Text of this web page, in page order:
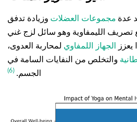
عدة مجموعات العضلات وزيادة تدفق
تصريف الليمفاوية وهو سائل لزج غني
يعزز الجهاز اللمفاوي لمحاربة العدوى،
والتخلص من النفايات السامة في
الجسم. (6)